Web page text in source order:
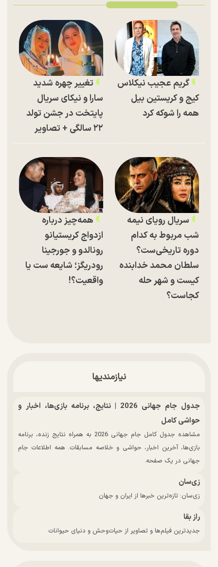
گریم عجیب نیکلاس
کیج و کریستین بیل
همه را شوکه کرد
تغییر چهره شدید
سارا و نیکای سریال
پایتخت در جشن تولد
۲۲ سالگی + تصاویر
سریال رویای نیمه
شب مربوط به کدام
دوره تاریخی‌ست؟
سلطان محمد خدابنده
کیست و شهر حله
کجاست؟
همه‌چیز درباره
ازدواج کریستیانو
رونالدو و جورجینا
رودریگز؛ شایعه ست یا
واقعیت؟!
نیازمندیها
جدول جام جهانی 2026 | نتایج، برنامه بازی‌ها، اخبار و
حواشی کامل
مشاهده جدول کامل جام جهانی 2026 به همراه نتایج زنده، برنامه
بازی‌ها، آخرین اخبار، حواشی و خلاصه مسابقات. همه اطلاعات جام
جهانی در یک صفحه.
زی‌سان
زی‌سان: تازه‌ترین خبرها از ایران و جهان
راز بقا
جدیدترین فیلم‌ها و تصاویر از حیات‌وحش و دنیای حیوانات